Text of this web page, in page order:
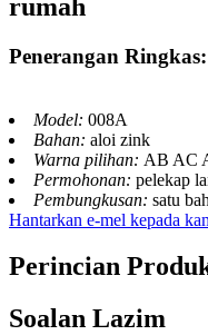
rumah
Penerangan Ringkas:
Model: 008A
Bahan: aloi zink
Warna pilihan: AB AC
Permohonan: pelekap
Pembungkusan: satu
Hantarkan e-mel kepada
Perincian
Soalan Lazim